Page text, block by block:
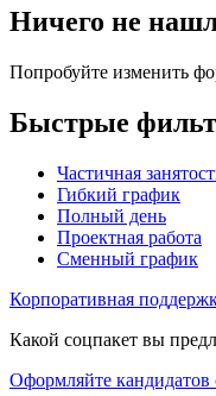
Ничего не
Попробуйте изменить
Быстрые
Частичная
Гибкий график
Полный день
Проектная работа
Сменный график
Корпоративная
Какой соцпакет вы
Оформляйте кандидатов